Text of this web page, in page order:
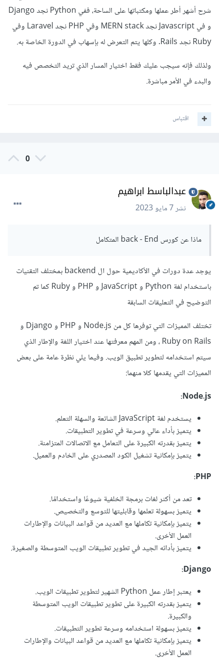
شرح أشهر أطر عملها ومكتباتها على الساحة، ففي Python نجد Django
و في Javascript نجد MERN stack وفي PHP نجد Laravel وفي
Ruby نجد Rails. وكلها يتم التعرض له بإسهاب في الدورة الخاصة به.
ولذلك فإنه سيجب عليك فقط اختيار المسار الذي تريد التخصص فيه
والبدء في الأمر مباشرة.
اقتباس
0
عبدالباسط ابراهيم
نشر7 مايو 2023
ماذا عن كورس back - End المتكامل
يوجد عدة دورات في الأكاديمية حول ال backend بمختلف التقنيات
باستخدام لغة Python و JavaScript و PHP و Ruby كما تم
التوضيح في التعليقات السابقة
تختلف المميزات التي توفرها كل من Node.js و PHP و Django و
Ruby on Rails ، ومن المهم معرفتها عند اختيار اللغة والإطار الذي
سيتم استخدامه لتطوير تطبيق الويب. وفيما يلي نظرة عامة على بعض
المميزات التي يقدمها كلا منهما:
Node.js:
يستخدم لغة JavaScript الشائعة والسهلة التعلم.
يتميز بأداء عالي وسرعة في تطوير التطبيقات.
يتميز بقدرته الكبيرة على التعامل مع الاتصالات المتزامنة.
يتميز بإمكانية تشغيل الكود المصدري على الخادم والعميل.
PHP:
تعد من أكثر لغات برمجة الخلفية شيوعًا واستخدامًا.
يتميز بسهولة تعلمها وقابليتها للتوسع والتخصيص.
يتميز بإمكانية تكاملها مع العديد من قواعد البيانات والإطارات
العمل الأخرى.
يتميز بأدائه الجيد في تطوير تطبيقات الويب المتوسطة والصغيرة.
Django:
يعتبر إطار عمل Python الشهير لتطوير تطبيقات الويب.
يتميز بقدرته الكبيرة على تطوير تطبيقات الويب المتوسطة
والكبيرة.
يتميز بسهولة استخدامه وسرعة تطوير التطبيقات.
يتميز بإمكانية تكاملها مع العديد من قواعد البيانات والإطارات
العمل الأخرى.